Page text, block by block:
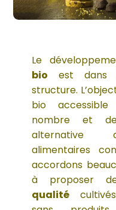
Le
bio est dans
structure.
bio
nombre et
alternative
alimentaires
accordons
à proposer
qualité